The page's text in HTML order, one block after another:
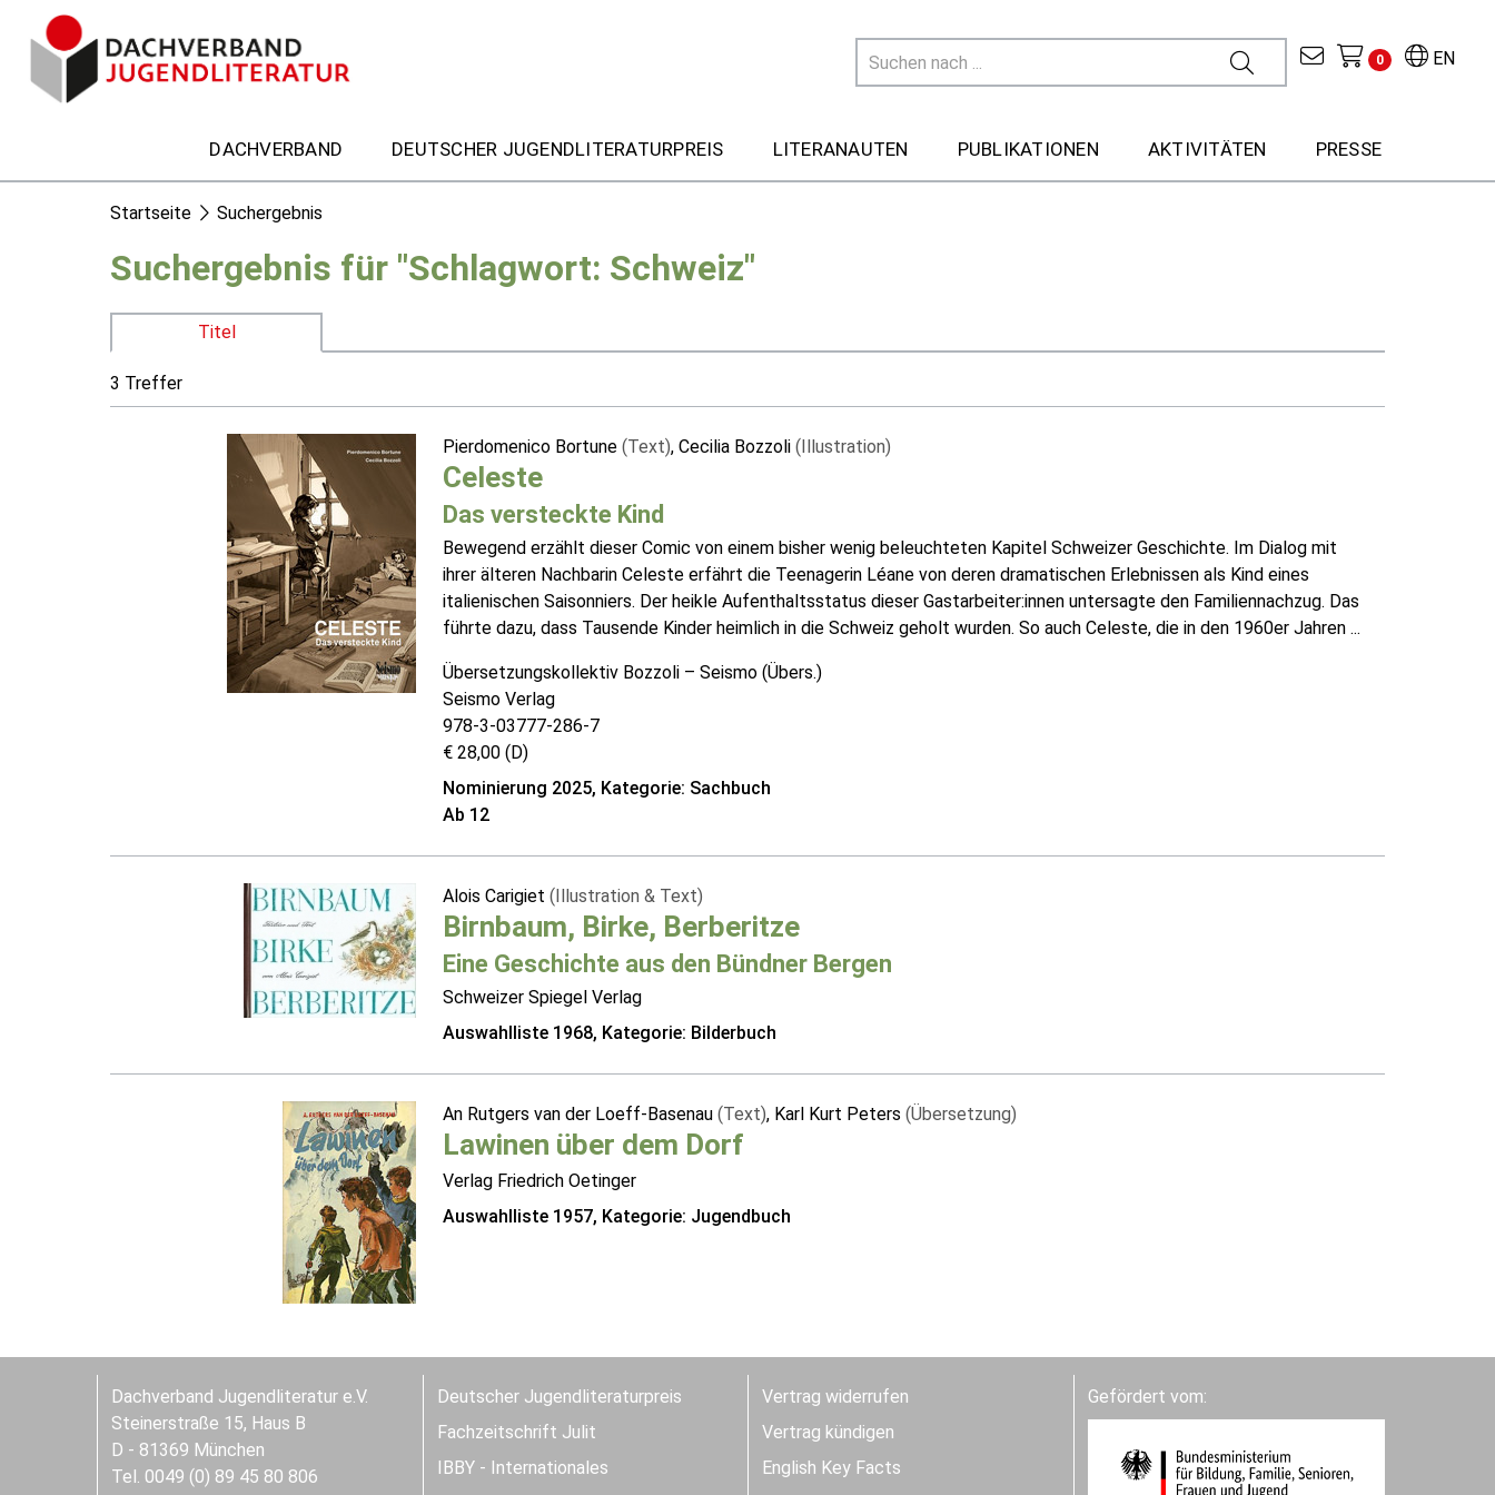
EN
0
DACHVERBAND DEUTSCHER JUGENDLITERATURPREIS LITERANAUTEN PUBLIKATIONEN AKTIVITÄTEN PRESSE
Startseite Suchergebnis
Suchergebnis für "Schlagwort: Schweiz"
Titel
3 Treffer
Pierdomenico Bortune (Text), Cecilia Bozzoli (Illustration)
Celeste
Das versteckte Kind
Bewegend erzählt dieser Comic von einem bisher wenig beleuchteten Kapitel Schweizer Geschichte. Im Dialog mit
ihrer älteren Nachbarin Celeste erfährt die Teenagerin Léane von deren dramatischen Erlebnissen als Kind eines
italienischen Saisonniers. Der heikle Aufenthaltsstatus dieser Gastarbeiter:innen untersagte den Familiennachzug. Das
führte dazu, dass Tausende Kinder heimlich in die Schweiz geholt wurden. So auch Celeste, die in den 1960er Jahren ...
Übersetzungskollektiv Bozzoli – Seismo (Übers.)
Seismo Verlag
978-3-03777-286-7
€ 28,00 (D)
Nominierung 2025, Kategorie: Sachbuch
Ab 12
Alois Carigiet (Illustration & Text)
Birnbaum, Birke, Berberitze
Eine Geschichte aus den Bündner Bergen
Schweizer Spiegel Verlag
Auswahlliste 1968, Kategorie: Bilderbuch
An Rutgers van der Loeff-Basenau (Text), Karl Kurt Peters (Übersetzung)
Lawinen über dem Dorf
Verlag Friedrich Oetinger
Auswahlliste 1957, Kategorie: Jugendbuch
Dachverband Jugendliteratur e.V.
Steinerstraße 15, Haus B
D - 81369 München
Tel. 0049 (0) 89 45 80 806
Deutscher Jugendliteraturpreis
Fachzeitschrift Julit
IBBY - Internationales
Vertrag widerrufen
Vertrag kündigen
English Key Facts
Gefördert vom: